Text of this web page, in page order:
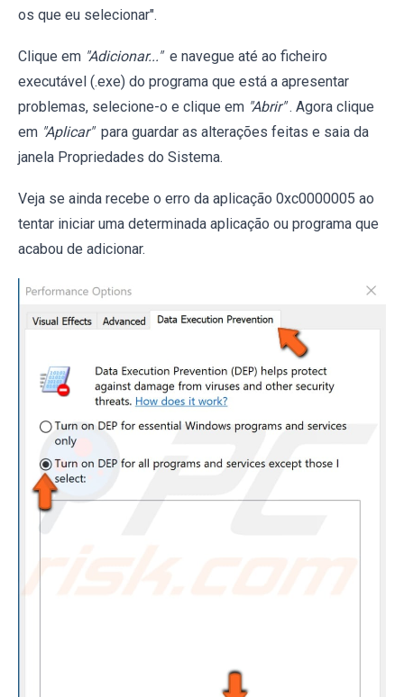
os que eu selecionar".
Clique em "Adicionar..." e navegue até ao ficheiro
executável (.exe) do programa que está a apresentar
problemas, selecione-o e clique em "Abrir" . Agora clique
em "Aplicar" para guardar as alterações feitas e saia da
janela Propriedades do Sistema.
Veja se ainda recebe o erro da aplicação 0xc0000005 ao
tentar iniciar uma determinada aplicação ou programa que
acabou de adicionar.